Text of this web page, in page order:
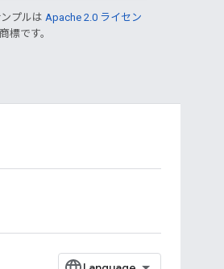
プルは Apache 2.0 ライセン
標です。